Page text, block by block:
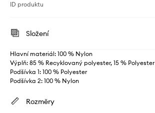
ID produktu
Složení
Hlavní materiál: 100 % Nylon
Výplň: 85 % Recyklovaný polyester, 15 % Polyester
Podšívka 1: 100 % Polyester
Podšívka 2: 100 % Nylon
Rozměry